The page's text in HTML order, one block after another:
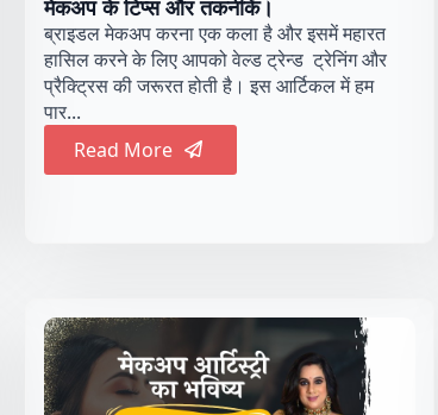
मेकअप के टिप्स और तकनीकें।
ब्राइडल मेकअप करना एक कला है और इसमें महारत
हासिल करने के लिए आपको वेल्ड ट्रेन्ड ट्रेनिंग और
प्रैक्ट्रिस की जरूरत होती है। इस आर्टिकल में हम
पार...
Read More